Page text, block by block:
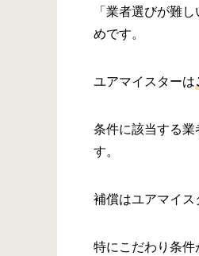
「業者選びが難
めです。
ユアマイスターは
条件に該当する業
す。
補償はユアマイス
特にこだわり条